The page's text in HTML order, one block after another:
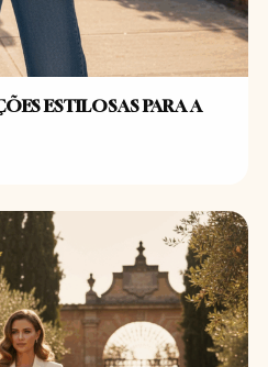
ESTILOSAS PARA A